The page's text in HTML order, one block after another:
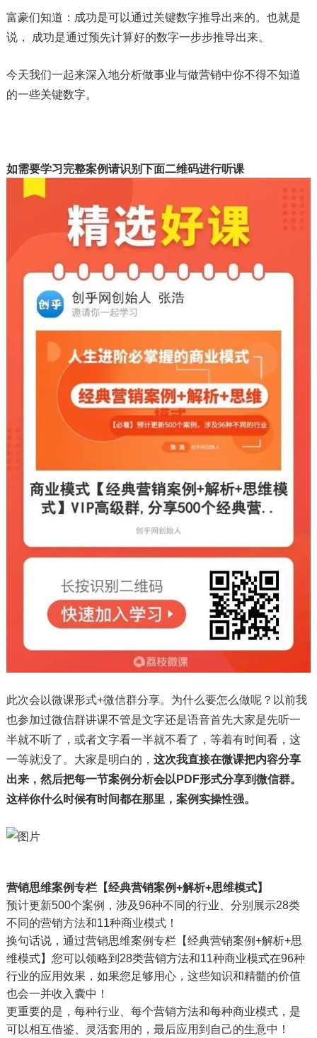
富豪们知道：成功是可以通过关键数字推导出来的。也就是
说， 成功是通过预先计算好的数字一步步推导出来。
今天我们一起来深入地分析做事业与做营销中你不得不知道
的一些关键数字。
如需要学习完整案例请识别下面二维码进行听课
此次会以微课形式+微信群分享。为什么要怎么做呢？以前我
也参加过微信群讲课不管是文字还是语音首先大家是先听一
半就不听了，或者文字看一半就不看了，等着有时间看，这
一等就没了。大家是明白的， 这次我直接在微课把内容分享
出来，然后把每一节案例分析会以PDF形式分享到微信群。
这样你什么时候有时间都在那里，案例实操性强。
营销思维案例专栏【经典营销案例+解析+思维模式】
预计更新500个案例，涉及96种不同的行业、分别展示28类
不同的营销方法和11种商业模式！
换句话说，通过营销思维案例专栏【经典营销案例+解析+思
维模式】您可以领略到28类营销方法和11种商业模式在96种
行业的应用效果，如果您足够用心，这些知识和精髓的价值
也会一并收入囊中！
更重要的是，每种行业、每个营销方法和每种商业模式，是
可以相互借鉴、灵活套用的，最后应用到自己的生意中！